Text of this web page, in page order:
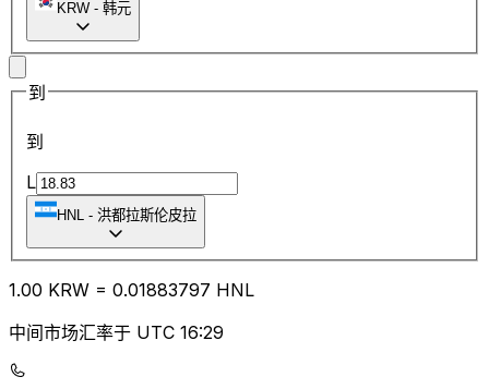
KRW - 韩元
到
到
L
HNL - 洪都拉斯伦皮拉
1.00 KRW = 0.01883797 HNL
中间市场汇率于 UTC 16:29